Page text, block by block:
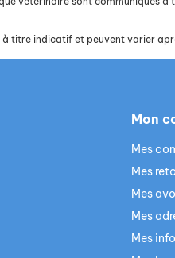
titre indicatif et peuvent varier
Mon
Mes
Mes
Mes
Mes
Mes